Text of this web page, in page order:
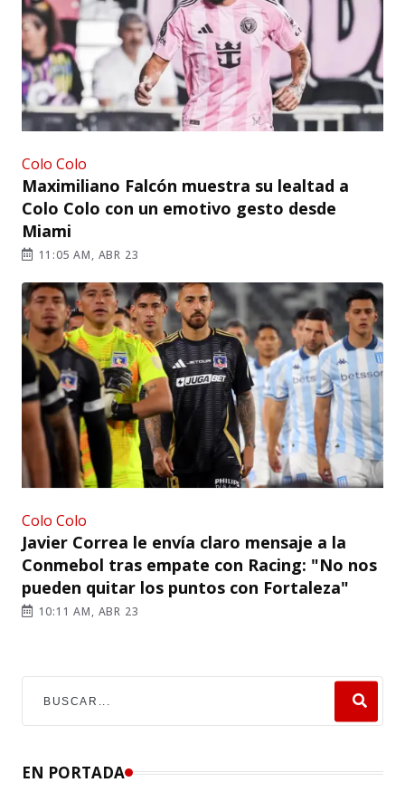
Colo Colo
Maximiliano Falcón muestra su lealtad a
Colo Colo con un emotivo gesto desde
Miami
11:05 AM, ABR 23
Colo Colo
Javier Correa le envía claro mensaje a la
Conmebol tras empate con Racing: "No nos
pueden quitar los puntos con Fortaleza"
10:11 AM, ABR 23
EN PORTADA